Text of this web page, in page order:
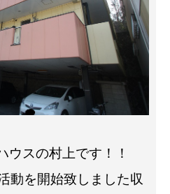
ウスの村上です！！
動を開始致しました収